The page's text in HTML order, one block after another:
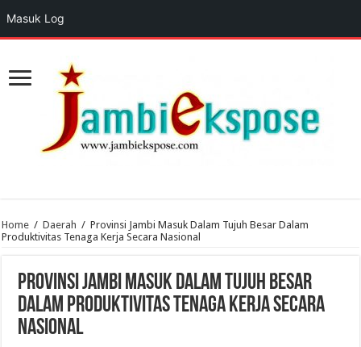
Home / Daerah / Provinsi Jambi Masuk Dalam Tujuh Besar Dalam
Produktivitas Tenaga Kerja Secara Nasional
Provinsi Jambi Masuk Dalam Tujuh Besar
Dalam Produktivitas Tenaga Kerja Secara
Nasional
Masuk Log